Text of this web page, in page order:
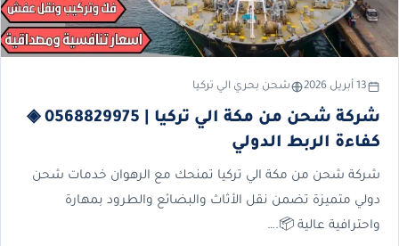
13 أبريل 2026 شحن بحري الي تركيا
شركة شحن من مكة الي تركيا | 0568829975 ◈
كفاءة الربط الدولي
شركة شحن من مكة الي تركيا تمنحك مع الرهوان خدمات شحن
دولي متميزة تضمن نقل الأثاث والبضائع والطرود بمهارة
واحترافية عالية 📦.…